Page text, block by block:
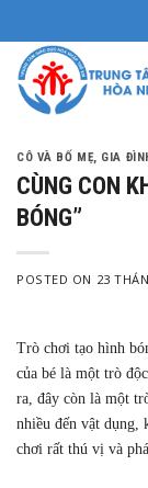
to
content
CÔ VÀ BỐ MẸ, GIA
CÙNG CON
BÓNG”
POSTED ON 23
Trò chơi tạo hình
của bé là một trò
ra, đây còn là một
nhiều đến vật dụng,
chơi rất thú vị và